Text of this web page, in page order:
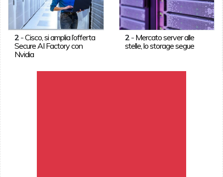
2-Cisco, si amplia l’offerta
Secure AI Factory con
Nvidia
2 - Mercato server alle
stelle, lo storage segue